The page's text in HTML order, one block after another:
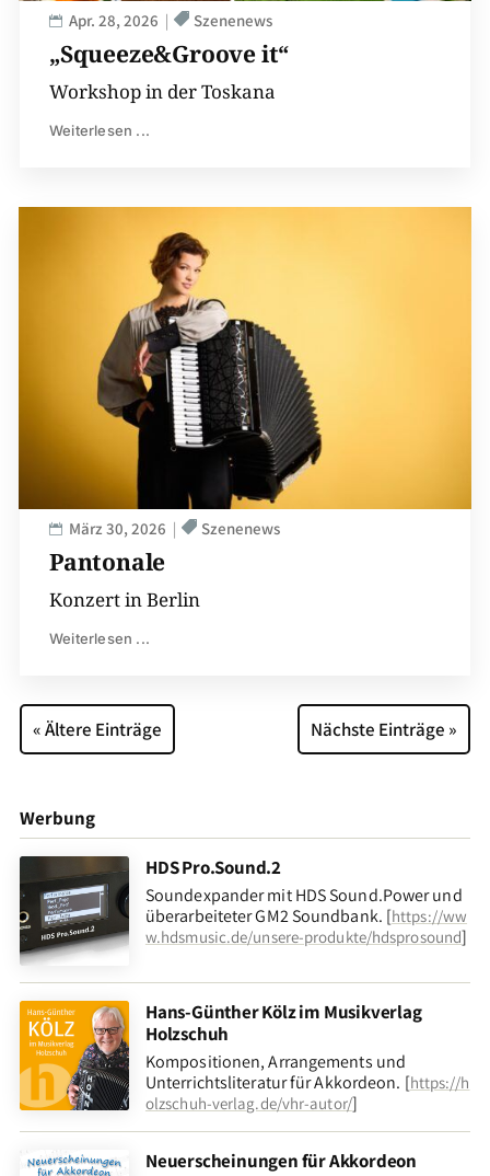
„Squeeze&Groove it“
Apr. 28, 2026 Szenenews
Workshop in der Toskana
Weiterlesen ...
Pantonale
März 30, 2026 Szenenews
Konzert in Berlin
Weiterlesen ...
« Ältere Einträge Nächste Einträge »
Werbung
HDS Pro.Sound.2
Soundexpander mit HDS Sound.Power und
überarbeiteter GM2 Soundbank. [https://ww
w.hdsmusic.de/unsere-produkte/hdsprosound]
Hans-Günther Kölz im Musikverlag
Holzschuh
Kompositionen, Arrangements und
Unterrichtsliteratur für Akkordeon. [https://h
olzschuh-verlag.de/vhr-autor/]
Neuerscheinungen für Akkordeon